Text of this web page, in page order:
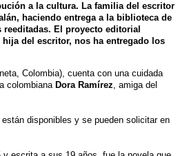
a la cultura. La familia del escritor
haciendo entrega a la biblioteca de
reeditadas. El proyecto editorial
hija del escritor, nos ha entregado los
Colombia), cuenta con una cuidada
colombiana Dora Ramírez, amiga del
disponibles y se pueden solicitar en